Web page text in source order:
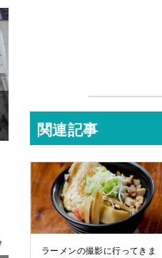
関連記事
ラーメンの撮影に行ってきま